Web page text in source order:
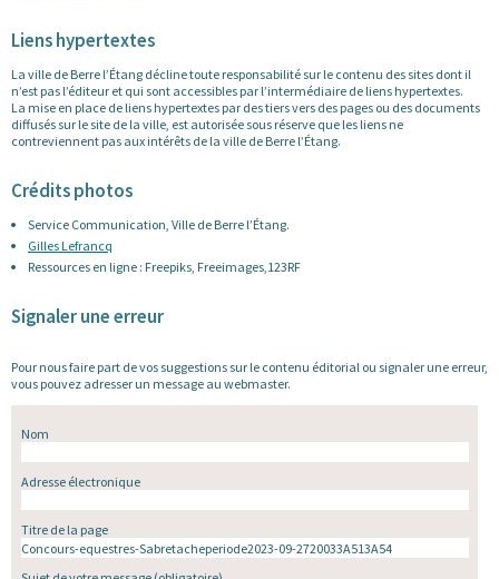
Liens hypertextes
La ville de Berre l’Étang décline toute responsabilité sur le contenu des sites dont il
n’est pas l’éditeur et qui sont accessibles par l’intermédiaire de liens hypertextes.
La mise en place de liens hypertextes par des tiers vers des pages ou des documents
diffusés sur le site de la ville, est autorisée sous réserve que les liens ne
contreviennent pas aux intérêts de la ville de Berre l’Étang.
Crédits photos
Service Communication, Ville de Berre l’Étang.
Gilles Lefrancq
Ressources en ligne : Freepiks, Freeimages,123RF
Signaler une erreur
Pour nous faire part de vos suggestions sur le contenu éditorial ou signaler une erreur,
vous pouvez adresser un message au webmaster.
Nom
Adresse électronique
Titre de la page